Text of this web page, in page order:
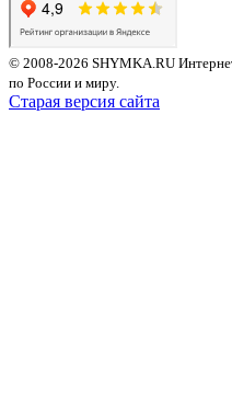
© 2008-2026 SHYMKA.RU
по России и миру.
Старая версия сайта